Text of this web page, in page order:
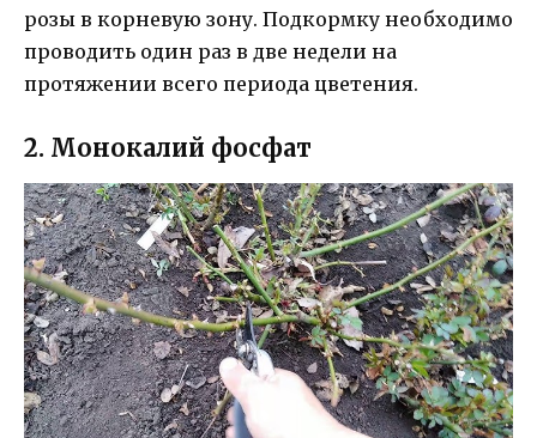
розы в корневую зону. Подкормку необходимо
проводить один раз в две недели на
протяжении всего периода цветения.
2. Монокалий фосфат